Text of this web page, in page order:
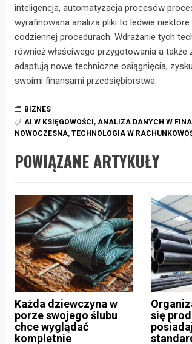
inteligencja, automatyzacja procesów
wyrafinowana analiza pliki to ledwie
codziennej procedurach. Wdrażanie tych
również właściwego przygotowania a
adaptują nowe techniczne osiągnięcia,
swoimi finansami przedsiębiorstwa.
BIZNES
AI W KSIĘGOWOŚCI, ANALIZA DANYCH W
NOWOCZESNA, TECHNOLOGIA W
POWIĄZANE ARTYKUŁY
Każda dziewczyna w
porze swojego ślubu
chce wyglądać
kompletnie
się